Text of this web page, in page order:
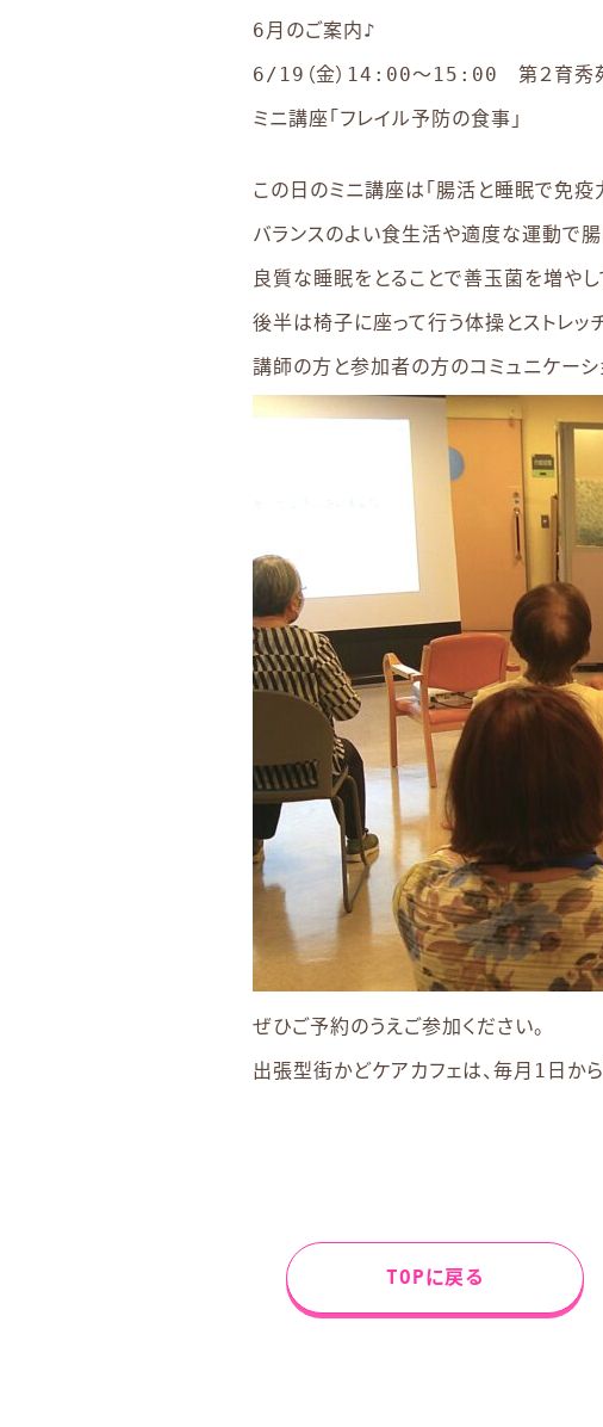
6月のご案内♪
6/19（金）14:00〜15:00 第２育秀
ミニ講座「フレイル予防の食事」
この日のミニ講座は「腸活と睡眠で免疫
バランスのよい食生活や適度な運動で
良質な睡眠をとることで善玉菌を増やし
後半は椅子に座って行う体操とストレッ
講師の方と参加者の方のコミュニケーシ
ぜひご予約のうえご参加ください。
出張型街かどケアカフェは、毎月1日か
TOPに戻る